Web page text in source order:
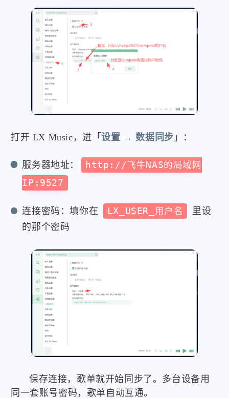
打开 LX Music，进「设置 → 数据同步 」：
服务器地址：
http://飞牛NAS的局域网
IP:9527
连接密码：填你在 LX_USER_用户名
里设
的那个密码
保存连接，歌单就开始同步了。多台设备用
同一套账号密码，歌单自动互通。